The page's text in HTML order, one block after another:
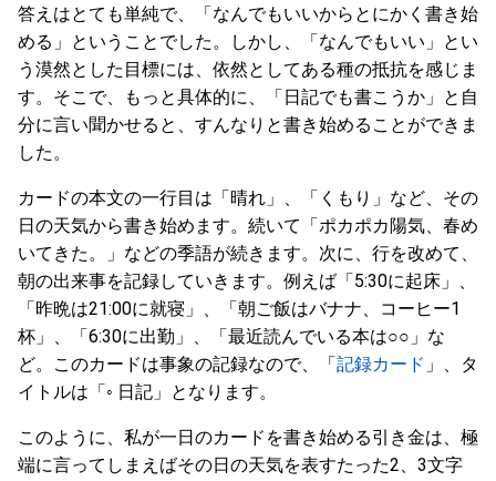
答えはとても単純で、「なんでもいいからとにかく書き始
める」ということでした。しかし、「なんでもいい」とい
う漠然とした目標には、依然としてある種の抵抗を感じま
す。そこで、もっと具体的に、「日記でも書こうか」と自
分に言い聞かせると、すんなりと書き始めることができま
した。
カードの本文の一行目は「晴れ」、「くもり」など、その
日の天気から書き始めます。続いて「ポカポカ陽気、春め
いてきた。」などの季語が続きます。次に、行を改めて、
朝の出来事を記録していきます。例えば「5:30に起床」、
「昨晩は21:00に就寝」、「朝ご飯はバナナ、コーヒー1
杯」、「6:30に出勤」、「最近読んでいる本は○○」な
ど。このカードは事象の記録なので、「記録カード 」、タ
イトルは「◦ 日記」となります。
このように、私が一日のカードを書き始める引き金は、極
端に言ってしまえばその日の天気を表すたった2、3文字